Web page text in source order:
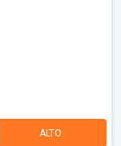
ALTO